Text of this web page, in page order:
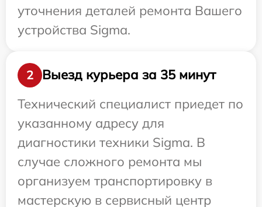
уточнения деталей ремонта Вашего
устройства Sigma.
2
Выезд курьера за 35 минут
Технический специалист приедет по
указанному адресу для
диагностики техники Sigma. В
случае сложного ремонта мы
организуем транспортировку в
мастерскую в сервисный центр